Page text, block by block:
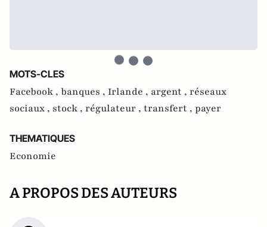
MOTS-CLES
Facebook , banques , Irlande , argent , réseaux
sociaux , stock , régulateur , transfert , payer
THEMATIQUES
Economie
A PROPOS DES AUTEURS